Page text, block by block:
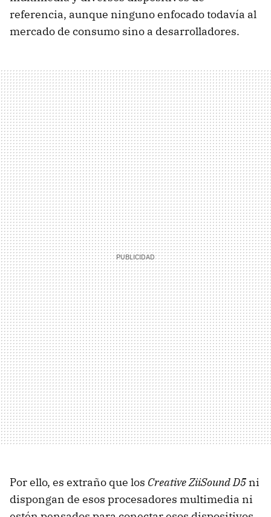
referencia, aunque ninguno enfocado todavía al
mercado de consumo sino a desarrolladores.
Por ello, es extraño que los Creative ZiiSound D5 ni
dispongan de esos procesadores multimedia ni